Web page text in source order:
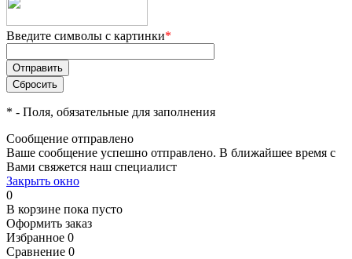
Введите символы с картинки*
* - Поля, обязательные для заполнения
Сообщение отправлено
Ваше сообщение успешно отправлено. В ближайшее время с
Вами свяжется наш специалист
Закрыть окно
0
В корзине пока пусто
Оформить заказ
Избранное 0
Сравнение 0